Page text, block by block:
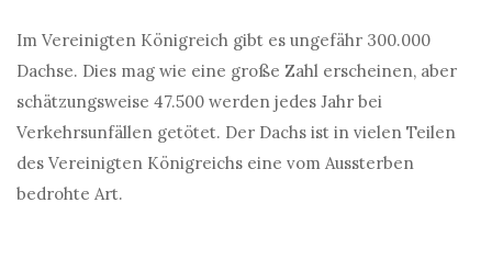
Im Vereinigten Königreich gibt es ungefähr 300.000
Dachse. Dies mag wie eine große Zahl erscheinen, aber
schätzungsweise 47.500 werden jedes Jahr bei
Verkehrsunfällen getötet. Der Dachs ist in vielen Teilen
des Vereinigten Königreichs eine vom Aussterben
bedrohte Art.